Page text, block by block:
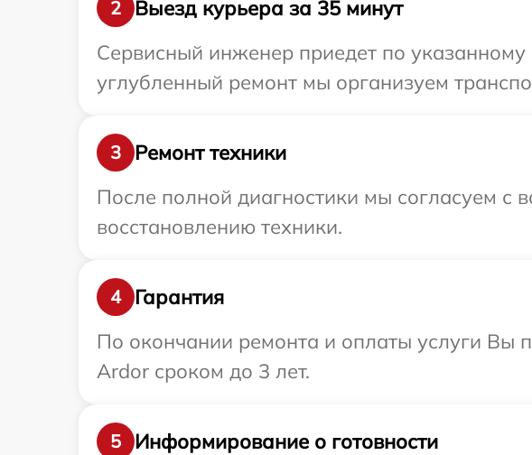
2
Выезд курьера за 35 минут
Сервисный инженер приедет по указанному
углубленный ремонт мы организуем
3
Ремонт техники
После полной диагностики мы согласуем с
восстановлению техники.
4
Гарантия
По окончании ремонта и оплаты услуги Вы
Ardor сроком до 3 лет.
5
Информирование о готовности